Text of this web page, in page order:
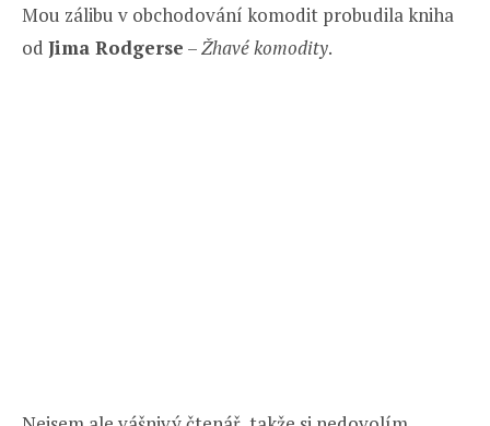
Mou zálibu v obchodování komodit probudila kniha
od Jima Rodgerse –Žhavé komodity.